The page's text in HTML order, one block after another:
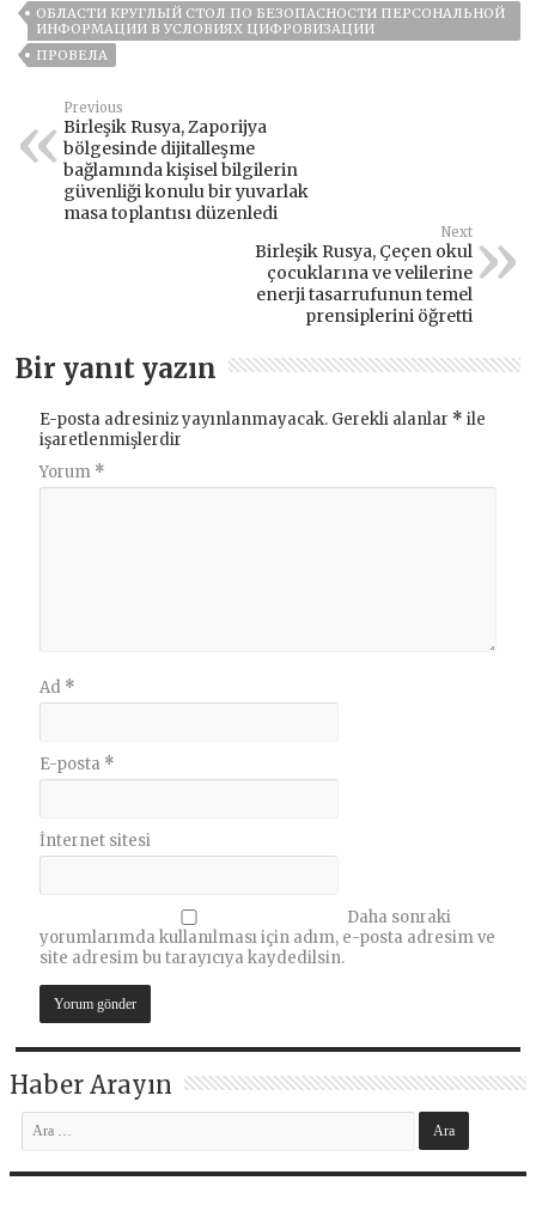
ОБЛАСТИ КРУГЛЫЙ СТОЛ ПО БЕЗОПАСНОСТИ ПЕРСОНАЛЬНОЙ
ИНФОРМАЦИИ В УСЛОВИЯХ ЦИФРОВИЗАЦИИ
ПРОВЕЛА
Previous
Birleşik Rusya, Zaporijya
bölgesinde dijitalleşme
bağlamında kişisel bilgilerin
güvenliği konulu bir yuvarlak
masa toplantısı düzenledi
Next
Birleşik Rusya, Çeçen okul
çocuklarına ve velilerine
enerji tasarrufunun temel
prensiplerini öğretti
Bir yanıt yazın
E-posta adresiniz yayınlanmayacak. Gerekli alanlar * ile
işaretlenmişlerdir
Yorum *
Ad *
E-posta *
İnternet sitesi
Daha sonraki
yorumlarımda kullanılması için adım, e-posta adresim ve
site adresim bu tarayıcıya kaydedilsin.
Haber Arayın